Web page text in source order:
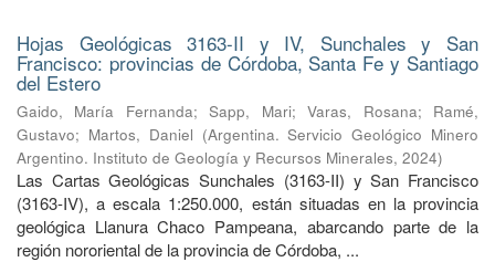
Hojas Geológicas 3163-II y IV, Sunchales y San
Francisco: provincias de Córdoba, Santa Fe y Santiago
del Estero
Gaido, María Fernanda;Sapp, Mari;Varas, Rosana; Ramé,
Gustavo; Martos, Daniel (Argentina. Servicio Geológico Minero
Argentino. Instituto de Geología y Recursos Minerales, 2024)
Las Cartas Geológicas Sunchales (3163-II) y San Francisco
(3163-IV), a escala 1:250.000, están situadas en la provincia
geológica Llanura Chaco Pampeana, abarcando parte de la
región nororiental de la provincia de Córdoba, ...